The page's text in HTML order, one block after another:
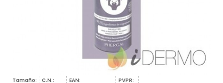
Tamaño:
C.N.:
EAN:
PVPR: